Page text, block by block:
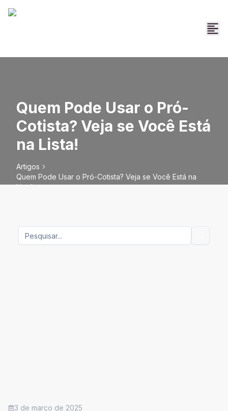
Quem Pode Usar o Pró-
Cotista? Veja se Você Está
na Lista!
Artigos
Quem Pode Usar o Pró-Cotista? Veja se Você Está na
Lista!
3 de março de 2025